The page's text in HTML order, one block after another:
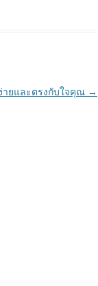
ายและตรงกับใจคุณ →